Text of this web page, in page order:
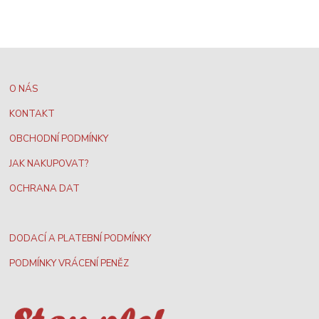
O NÁS
KONTAKT
OBCHODNÍ PODMÍNKY
JAK NAKUPOVAT?
OCHRANA DAT
DODACÍ A PLATEBNÍ PODMÍNKY
PODMÍNKY VRÁCENÍ PENĚZ